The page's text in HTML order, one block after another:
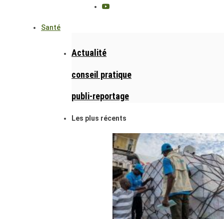
Santé
Actualité
conseil pratique
publi-reportage
Les plus récents